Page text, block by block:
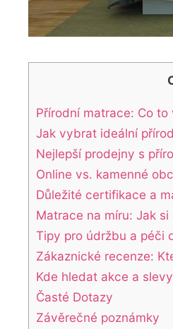
Přírodní matrace: Co
Jak vybrat ideální
Nejlepší prodejny s
Online vs. kamenné
Důležité certifikace a
Matrace na míru: Jak
Tipy pro údržbu a péči
Zákaznické recenze:
Kde hledat akce a
Časté Dotazy
Závěrečné poznámky